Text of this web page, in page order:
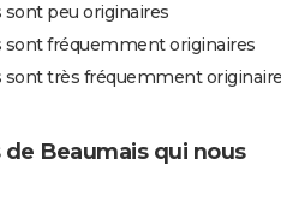
peu originaires
sont fréquemment originaires
très fréquemment originaires
Beaumais qui nous